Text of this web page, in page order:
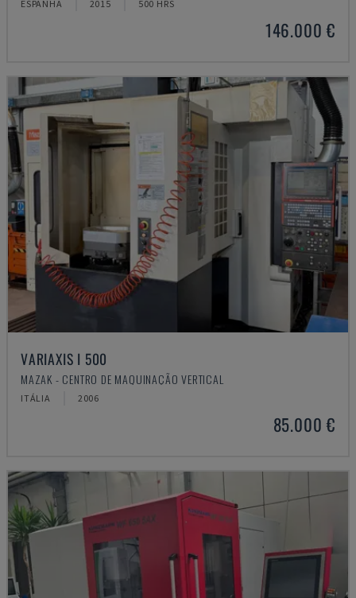
ESPANHA 2015 500 HRS
146.000 €
VARIAXIS I 500
MAZAK - CENTRO DE MAQUINAÇÃO VERTICAL
ITÁLIA 2006
85.000 €